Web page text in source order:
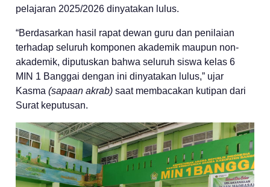
pelajaran 2025/2026 dinyatakan lulus.
“Berdasarkan hasil rapat dewan guru dan penilaian
terhadap seluruh komponen akademik maupun non-
akademik, diputuskan bahwa seluruh siswa kelas 6
MIN 1 Banggai dengan ini dinyatakan lulus,” ujar
Kasma (sapaan akrab) saat membacakan kutipan dari
Surat keputusan.